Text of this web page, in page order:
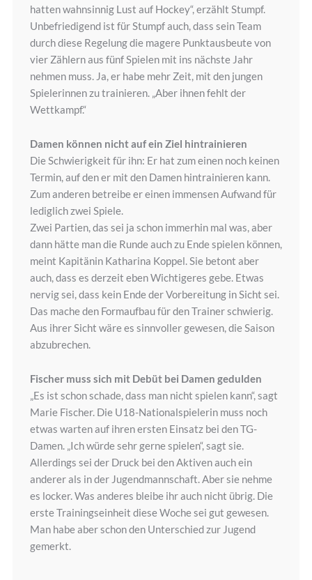
hatten wahnsinnig Lust auf Hockey“, erzählt Stumpf.
Unbefriedigend ist für Stumpf auch, dass sein Team
durch diese Regelung die magere Punktausbeute von
vier Zählern aus fünf Spielen mit ins nächste Jahr
nehmen muss. Ja, er habe mehr Zeit, mit den jungen
Spielerinnen zu trainieren. „Aber ihnen fehlt der
Wettkampf.“
Damen können nicht auf ein Ziel hintrainieren
Die Schwierigkeit für ihn: Er hat zum einen noch keinen
Termin, auf den er mit den Damen hintrainieren kann.
Zum anderen betreibe er einen immensen Aufwand für
lediglich zwei Spiele.
Zwei Partien, das sei ja schon immerhin mal was, aber
dann hätte man die Runde auch zu Ende spielen können,
meint Kapitänin Katharina Koppel. Sie betont aber
auch, dass es derzeit eben Wichtigeres gebe. Etwas
nervig sei, dass kein Ende der Vorbereitung in Sicht sei.
Das mache den Formaufbau für den Trainer schwierig.
Aus ihrer Sicht wäre es sinnvoller gewesen, die Saison
abzubrechen.
Fischer muss sich mit Debüt bei Damen gedulden
„Es ist schon schade, dass man nicht spielen kann“, sagt
Marie Fischer. Die U18-Nationalspielerin muss noch
etwas warten auf ihren ersten Einsatz bei den TG-
Damen. „Ich würde sehr gerne spielen“, sagt sie.
Allerdings sei der Druck bei den Aktiven auch ein
anderer als in der Jugendmannschaft. Aber sie nehme
es locker. Was anderes bleibe ihr auch nicht übrig. Die
erste Trainingseinheit diese Woche sei gut gewesen.
Man habe aber schon den Unterschied zur Jugend
gemerkt.